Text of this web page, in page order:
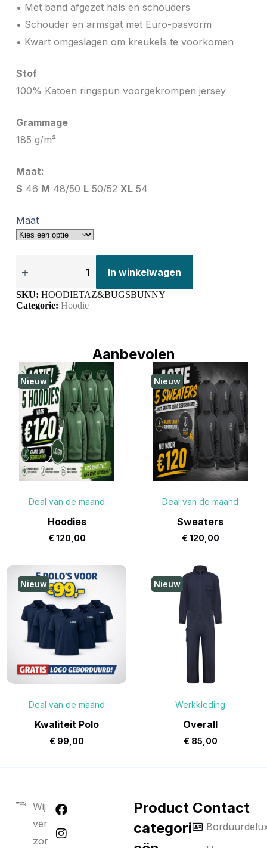
• Met band afgezet hals en schouders
• Schouder en armsgat met Euro-pasvorm
• Kwart omgeslagen om kreukels te voorkomen
Stof
100% Katoen ringspun voorgekrompen jersey
Grammage
185 g/m²
Maat:
S 46 M 48/50 L50/52 XL54
Maat
In winkelwagen
SKU: HOODIETAZ&BUGSBUNNY
Categorie: Hoodie
Aanbevolen
Nieuw
Deal van de maand
Hoodies
€ 120,00
Nieuw
Deal van de maand
Sweaters
€ 120,00
Nieuw
Deal van de maand
Kwaliteit Polo
€ 99,00
Nieuw
Werkkleding
Overall
€ 85,00
Wij
ver
zor
Product
categori
Contact